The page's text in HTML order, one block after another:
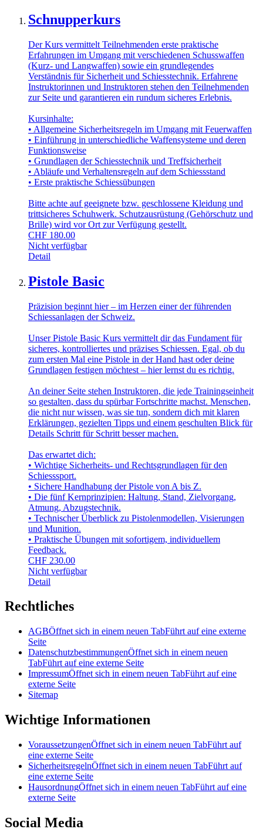
Schnupperkurs
Der Kurs vermittelt Teilnehmenden erste praktische
Erfahrungen im Umgang mit verschiedenen Schusswaffen
(Kurz- und Langwaffen) sowie ein grundlegendes
Verständnis für Sicherheit und Schiesstechnik. Erfahrene
Instruktorinnen und Instruktoren stehen den Teilnehmenden
zur Seite und garantieren ein rundum sicheres Erlebnis.
Kursinhalte:
• Allgemeine Sicherheitsregeln im Umgang mit Feuerwaffen
• Einführung in unterschiedliche Waffensysteme und deren
Funktionsweise
• Grundlagen der Schiesstechnik und Treffsicherheit
• Abläufe und Verhaltensregeln auf dem Schiessstand
• Erste praktische Schiessübungen
Bitte achte auf geeignete bzw. geschlossene Kleidung und
trittsicheres Schuhwerk. Schutzausrüstung (Gehörschutz und
Brille) wird vor Ort zur Verfügung gestellt.
CHF 180.00
Nicht verfügbar
Detail
Pistole Basic
Präzision beginnt hier – im Herzen einer der führenden
Schiessanlagen der Schweiz.
Unser Pistole Basic Kurs vermittelt dir das Fundament für
sicheres, kontrolliertes und präzises Schiessen. Egal, ob du
zum ersten Mal eine Pistole in der Hand hast oder deine
Grundlagen festigen möchtest – hier lernst du es richtig.
An deiner Seite stehen Instruktoren, die jede Trainingseinheit
so gestalten, dass du spürbar Fortschritte machst. Menschen,
die nicht nur wissen, was sie tun, sondern dich mit klaren
Erklärungen, gezielten Tipps und einem geschulten Blick für
Details Schritt für Schritt besser machen.
Das erwartet dich:
• Wichtige Sicherheits- und Rechtsgrundlagen für den
Schiesssport.
• Sichere Handhabung der Pistole von A bis Z.
• Die fünf Kernprinzipien: Haltung, Stand, Zielvorgang,
Atmung, Abzugstechnik.
• Technischer Überblick zu Pistolenmodellen, Visierungen
und Munition.
• Praktische Übungen mit sofortigem, individuellem
Feedback.
CHF 230.00
Nicht verfügbar
Detail
Rechtliches
AGBÖffnet sich in einem neuen TabFührt auf eine externe
Seite
DatenschutzbestimmungenÖffnet sich in einem neuen
TabFührt auf eine externe Seite
ImpressumÖffnet sich in einem neuen TabFührt auf eine
externe Seite
Sitemap
Wichtige Informationen
VoraussetzungenÖffnet sich in einem neuen TabFührt auf
eine externe Seite
SicherheitsregelnÖffnet sich in einem neuen TabFührt auf
eine externe Seite
HausordnungÖffnet sich in einem neuen TabFührt auf eine
externe Seite
Social Media